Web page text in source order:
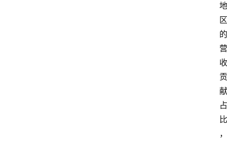
地
区
的
营
收
贡
献
占
比
，